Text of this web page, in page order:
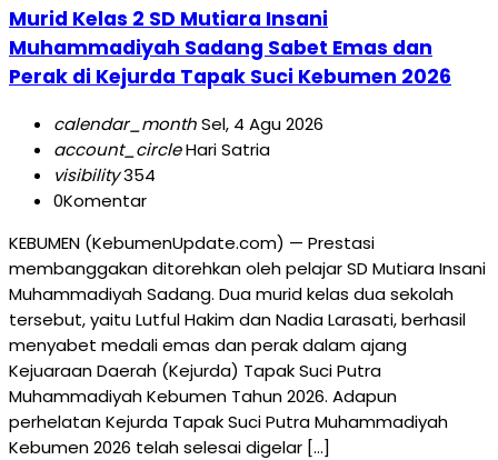
Murid Kelas 2 SD Mutiara Insani
Muhammadiyah Sadang Sabet Emas dan
Perak di Kejurda Tapak Suci Kebumen 2026
calendar_monthSel, 4 Agu 2026
account_circleHari Satria
visibility354
0Komentar
KEBUMEN (KebumenUpdate.com) — Prestasi
membanggakan ditorehkan oleh pelajar SD Mutiara Insani
Muhammadiyah Sadang. Dua murid kelas dua sekolah
tersebut, yaitu Lutful Hakim dan Nadia Larasati, berhasil
menyabet medali emas dan perak dalam ajang
Kejuaraan Daerah (Kejurda) Tapak Suci Putra
Muhammadiyah Kebumen Tahun 2026. Adapun
perhelatan Kejurda Tapak Suci Putra Muhammadiyah
Kebumen 2026 telah selesai digelar […]